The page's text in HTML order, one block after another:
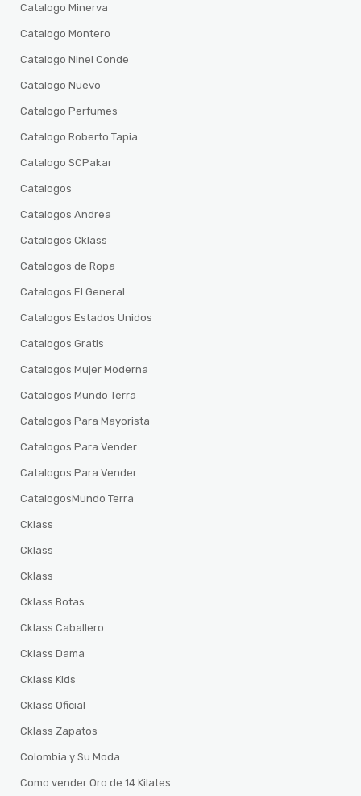
Catalogo Minerva
Catalogo Montero
Catalogo Ninel Conde
Catalogo Nuevo
Catalogo Perfumes
Catalogo Roberto Tapia
Catalogo SCPakar
Catalogos
Catalogos Andrea
Catalogos Cklass
Catalogos de Ropa
Catalogos El General
Catalogos Estados Unidos
Catalogos Gratis
Catalogos Mujer Moderna
Catalogos Mundo Terra
Catalogos Para Mayorista
Catalogos Para Vender
Catalogos Para Vender
CatalogosMundo Terra
Cklass
Cklass
Cklass
Cklass Botas
Cklass Caballero
Cklass Dama
Cklass Kids
Cklass Oficial
Cklass Zapatos
Colombia y Su Moda
Como vender Oro de 14 Kilates